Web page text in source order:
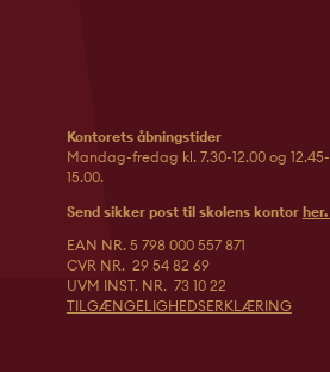
Kontorets åbningstider
Mandag-fredag kl. 7.30-12.00 og 12.45-
15.00.
Send sikker post til skolens kontor her.
EAN NR. 5 798 000 557 871
CVR NR. 29 54 82 69
UVM INST. NR. 73 10 22
TILGÆNGELIGHEDSERKLÆRING